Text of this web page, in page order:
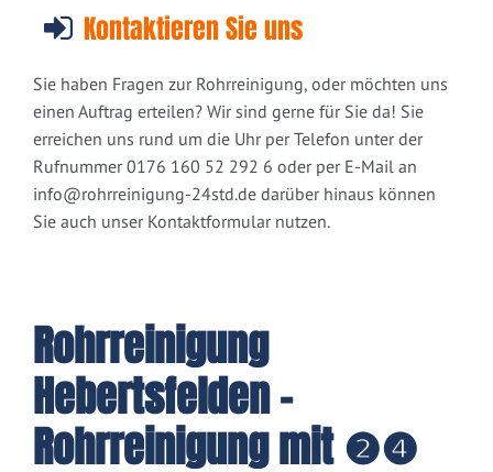
Kontaktieren Sie uns
Sie haben Fragen zur Rohrreinigung, oder möchten uns
einen Auftrag erteilen? Wir sind gerne für Sie da! Sie
erreichen uns rund um die Uhr per Telefon unter der
Rufnummer 0176 160 52 292 6 oder per E-Mail an
info@rohrreinigung-24std.de darüber hinaus können
Sie auch unser Kontaktformular nutzen.
Rohrreinigung
Hebertsfelden -
Rohrreinigung mit ❷❹